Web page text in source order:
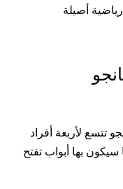
أصيلة
تتسع لأربعة أفراد
سيكون بها أبواب تفتح